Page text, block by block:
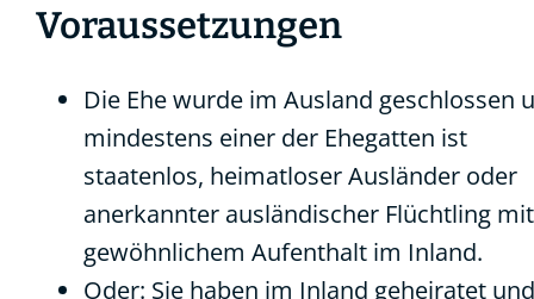
Voraussetzungen
Die Ehe wurde im Ausland geschlossen
mindestens einer der Ehegatten ist
staatenlos, heimatloser Ausländer oder
anerkannter ausländischer Flüchtling mit
gewöhnlichem Aufenthalt im Inland.
Oder: Sie haben im Inland geheiratet und